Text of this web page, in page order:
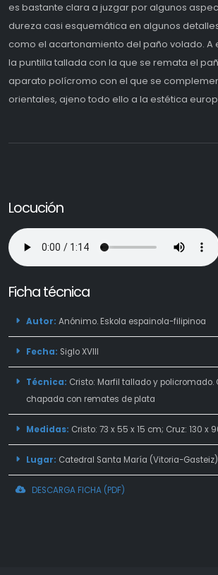
es bastante clara a juzgar por algunos
dureza casi esquemática en algunos
como el acartonamiento del paño volado. A
la puntilla tallada con la que se remata el
aparato polícromo con el que se
orientales, ajeno todo ello a la estética
Locución
Ficha técnica
Autor: Anónimo. Eskola espainola-filipinoa
Fecha: Siglo XVIII
Técnica: Cristo: Marfil tallado y policromado.
chapada con remates de plata
Medidas: Cristo: 73 x 55 x 15 cm; Cruz: 130 x
Lugar: Catedral Santa María (Vitoria-Gasteiz)
DESCARGA FICHA (PDF)